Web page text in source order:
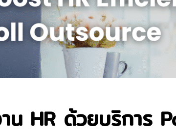
น HR ด้วยบริการ